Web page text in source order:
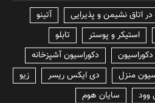
آتینو
استیکر و پوستر
تابلو
دکوراسیون
دکوراسیون آشپزخانه
منزل دی ایکس ریسر
زیو
وود
سایان هوم